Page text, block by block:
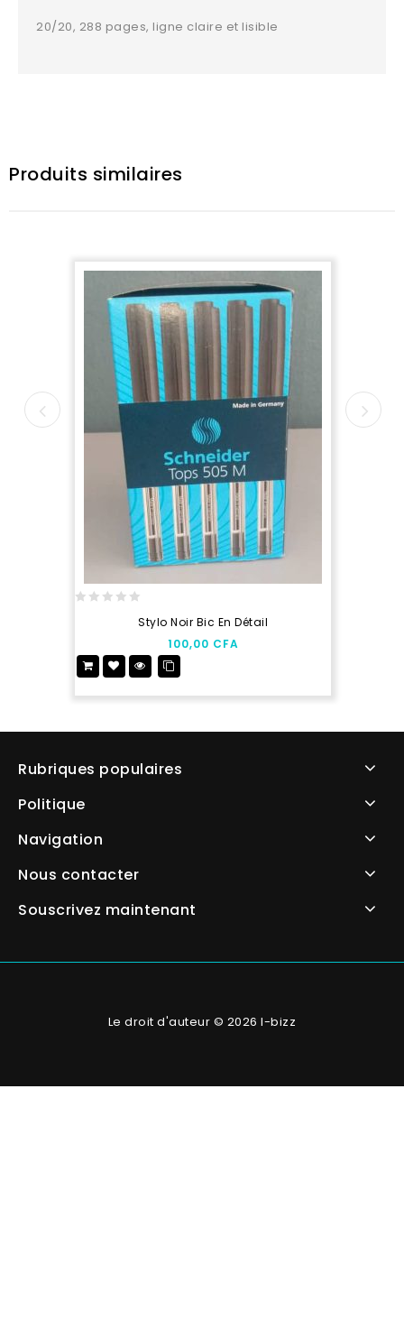
20/20, 288 pages, ligne claire et lisible
Produits similaires
5
Stylo Noir Bic En Détail
100,00 CFA
Rubriques populaires
Politique
Navigation
Nous contacter
Souscrivez maintenant
Le droit d'auteur © 2026 I-bizz